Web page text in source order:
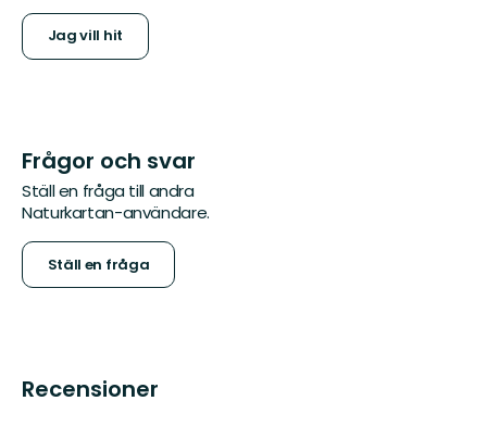
Jag vill hit
Frågor och svar
Ställ en fråga till andra
Naturkartan-användare.
Ställ en fråga
Recensioner